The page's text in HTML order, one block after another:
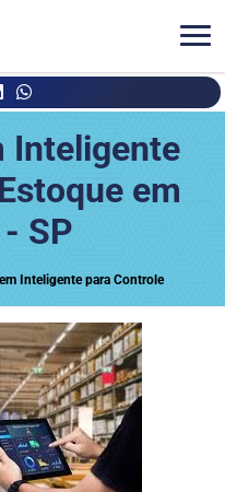
Inteligente
em
SP
Inteligente para Controle